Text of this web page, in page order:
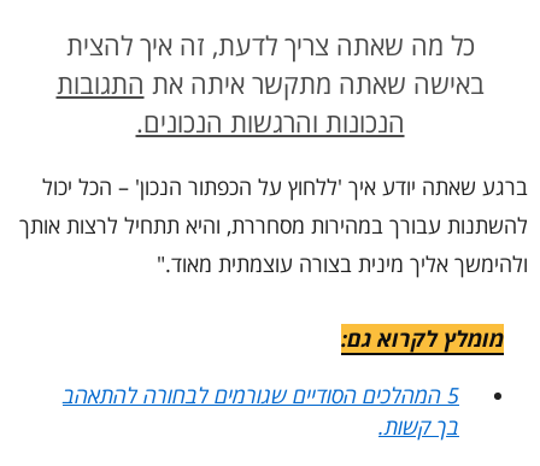
כל מה שאתה צריך לדעת, זה איך להצית
באישה שאתה מתקשר איתה את התגובות
הנכונות והרגשות הנכונים.
ברגע שאתה יודע איך 'ללחוץ על הכפתור הנכון' – הכל יכול
להשתנות עבורך במהירות מסחררת, והיא תתחיל לרצות אותך
ולהימשך אליך מינית בצורה עוצמתית מאוד."
מומלץ לקרוא גם:
5 המהלכים הסודיים שגורמים לבחורה להתאהב
בך קשות.